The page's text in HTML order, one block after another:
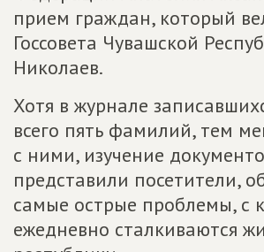
прием граждан, который
Госсовета Чувашской
Николаев.
Хотя в журнале
всего пять фамилий, тем
с ними, изучение
представили посетители,
самые острые проблемы, с
ежедневно сталкиваются